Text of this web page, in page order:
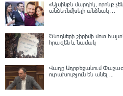
«Այսինքն մարդիկ, որոնք
անձեռնմխելի անձնակ ...
Ծնողների շիրիմի մոտ
հրազեն և նամակ
Վաղը Ադրբեջանում
ուրախություն են անել ...